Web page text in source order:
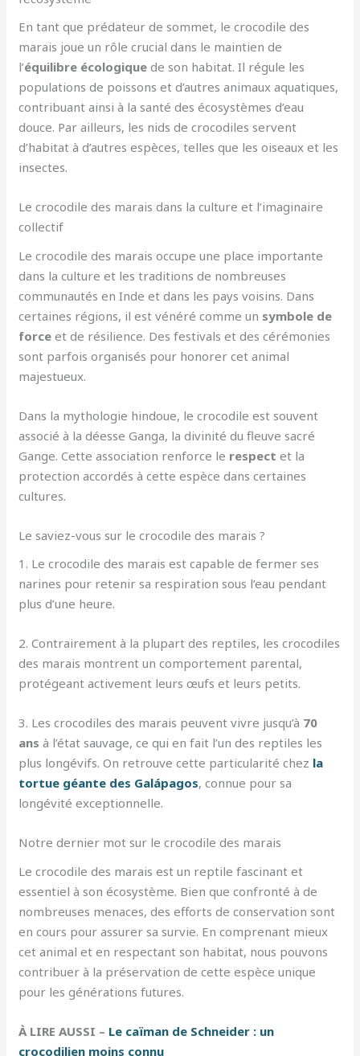
En tant que prédateur de sommet, le crocodile des
marais joue un rôle crucial dans le maintien de
l’équilibre écologique de son habitat. Il régule les
populations de poissons et d’autres animaux aquatiques,
contribuant ainsi à la santé des écosystèmes d’eau
douce. Par ailleurs, les nids de crocodiles servent
d’habitat à d’autres espèces, telles que les oiseaux et les
insectes.
Le crocodile des marais dans la culture et l’imaginaire
collectif
Le crocodile des marais occupe une place importante
dans la culture et les traditions de nombreuses
communautés en Inde et dans les pays voisins. Dans
certaines régions, il est vénéré comme un symbole de
force et de résilience. Des festivals et des cérémonies
sont parfois organisés pour honorer cet animal
majestueux.
Dans la mythologie hindoue, le crocodile est souvent
associé à la déesse Ganga, la divinité du fleuve sacré
Gange. Cette association renforce le respect et la
protection accordés à cette espèce dans certaines
cultures.
Le saviez-vous sur le crocodile des marais ?
1. Le crocodile des marais est capable de fermer ses
narines pour retenir sa respiration sous l’eau pendant
plus d’une heure.
2. Contrairement à la plupart des reptiles, les crocodiles
des marais montrent un comportement parental,
protégeant activement leurs œufs et leurs petits.
3. Les crocodiles des marais peuvent vivre jusqu’à 70
ans à l’état sauvage, ce qui en fait l’un des reptiles les
plus longévifs. On retrouve cette particularité chez la
tortue géante des Galápagos, connue pour sa
longévité exceptionnelle.
Notre dernier mot sur le crocodile des marais
Le crocodile des marais est un reptile fascinant et
essentiel à son écosystème. Bien que confronté à de
nombreuses menaces, des efforts de conservation sont
en cours pour assurer sa survie. En comprenant mieux
cet animal et en respectant son habitat, nous pouvons
contribuer à la préservation de cette espèce unique
pour les générations futures.
À LIRE AUSSI – Le caïman de Schneider : un
crocodilien moins connu